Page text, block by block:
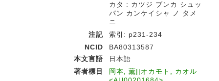
カタ : カツジ ブンカ シュッ
パン カンケイシャ ノ タメ
ニ
注記
索引: p231-234
NCID
BA80313587
本文言語
日本語
著者標目
岡本, 薫||オカモト, カオル